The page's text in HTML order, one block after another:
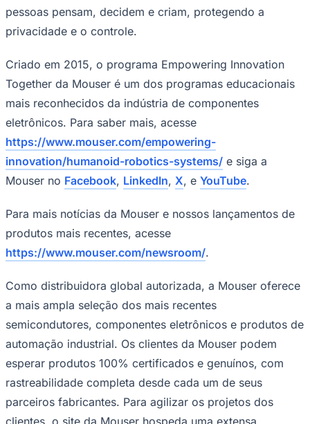
São Paulo
pessoas pensam, decidem e criam, protegendo a
privacidade e o controle.
Criado em 2015, o programa Empowering Innovation
Together da Mouser é um dos programas educacionais
mais reconhecidos da indústria de componentes
eletrônicos. Para saber mais, acesse
https://www.mouser.com/empowering-
innovation/humanoid-robotics-systems/ e siga a
Mouser no Facebook, LinkedIn, X, e YouTube.
Para mais notícias da Mouser e nossos lançamentos de
produtos mais recentes, acesse
https://www.mouser.com/newsroom/.
Como distribuidora global autorizada, a Mouser oferece
a mais ampla seleção dos mais recentes
semicondutores, componentes eletrônicos e produtos de
automação industrial. Os clientes da Mouser podem
esperar produtos 100% certificados e genuínos, com
rastreabilidade completa desde cada um de seus
parceiros fabricantes. Para agilizar os projetos dos
clientes, o site da Mouser hospeda uma extensa